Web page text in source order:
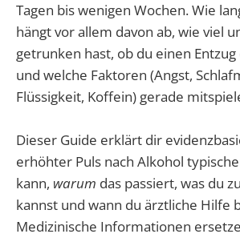
Tagen bis wenigen Wochen. Wie
hängt vor allem davon ab, wie viel
getrunken hast, ob du einen
und welche Faktoren (Angst,
Flüssigkeit, Koffein) gerade
Dieser Guide erklärt dir
erhöhter Puls nach Alkohol
kann, warum das passiert, was du
kannst und wann du ärztliche Hilfe
Medizinische Informationen